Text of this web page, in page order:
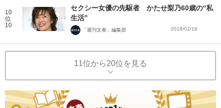
10
位
10
セクシー女優の先駆者 かたせ梨乃60歳の“私
生活”
「週刊文春」編集部 2018/02/18
11位から20位を見る